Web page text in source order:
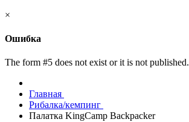
×
Ошибка
The form #5 does not exist or it is not published.
Главная
Рибалка/кемпинг
Палатка KingCamp Backpacker